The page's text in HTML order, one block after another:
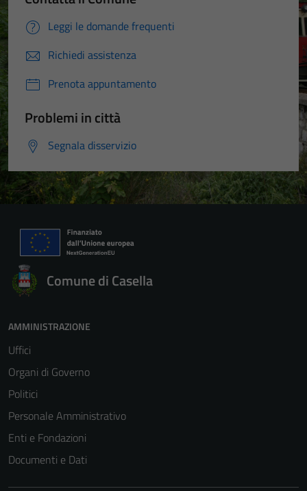
Leggi le domande frequenti
Richiedi assistenza
Prenota appuntamento
Problemi in città
Segnala disservizio
Comune di Casella
AMMINISTRAZIONE
Uffici
Organi di Governo
Politici
Personale Amministrativo
Enti e Fondazioni
Documenti e Dati